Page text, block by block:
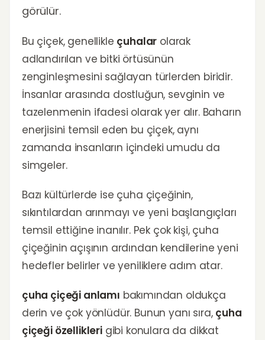
görülür.
Bu çiçek, genellikle çuhalar olarak
adlandırılan ve bitki örtüsünün
zenginleşmesini sağlayan türlerden biridir.
İnsanlar arasında dostluğun, sevginin ve
tazelenmenin ifadesi olarak yer alır. Baharın
enerjisini temsil eden bu çiçek, aynı
zamanda insanların içindeki umudu da
simgeler.
Bazı kültürlerde ise çuha çiçeğinin,
sıkıntılardan arınmayı ve yeni başlangıçları
temsil ettiğine inanılır. Pek çok kişi, çuha
çiçeğinin açışının ardından kendilerine yeni
hedefler belirler ve yeniliklere adım atar.
çuha çiçeği anlamı bakımından oldukça
derin ve çok yönlüdür. Bunun yanı sıra, çuha
çiçeği özelliklerigibi konulara da dikkat